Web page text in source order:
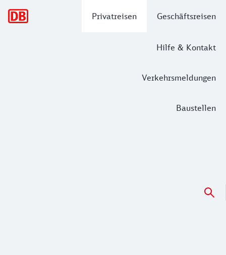
Privatreisen Geschäftsreisen
Hilfe & Kontakt
Verkehrsmeldungen
Baustellen